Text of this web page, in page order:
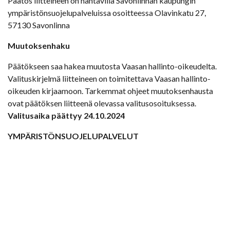
ympäristönsuojelupalveluissa osoitteessa Olavinkatu 27,
57130 Savonlinna
Muutoksenhaku
Päätökseen saa hakea muutosta Vaasan hallinto-oikeudelta.
Valituskirjelmä liitteineen on toimitettava Vaasan hallinto-
oikeuden kirjaamoon. Tarkemmat ohjeet muutoksenhausta
ovat päätöksen liitteenä olevassa valitusosoituksessa.
Valitusaika päättyy 24.10.2024
YMPÄRISTÖNSUOJELUPALVELUT